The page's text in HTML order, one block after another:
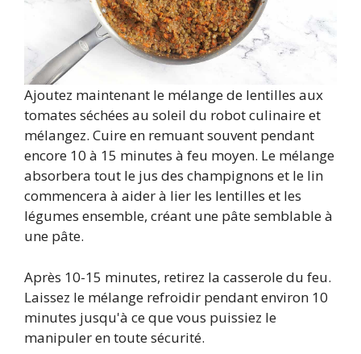
Ajoutez maintenant le mélange de lentilles aux
tomates séchées au soleil du robot culinaire et
mélangez. Cuire en remuant souvent pendant
encore 10 à 15 minutes à feu moyen. Le mélange
absorbera tout le jus des champignons et le lin
commencera à aider à lier les lentilles et les
légumes ensemble, créant une pâte semblable à
une pâte.
Après 10-15 minutes, retirez la casserole du feu.
Laissez le mélange refroidir pendant environ 10
minutes jusqu'à ce que vous puissiez le
manipuler en toute sécurité.